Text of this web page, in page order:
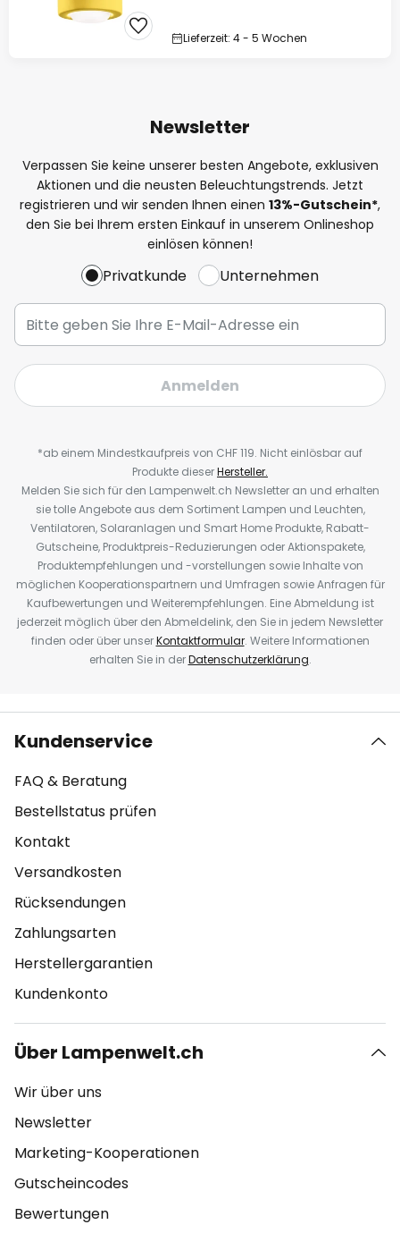
Lieferzeit: 4 - 5 Wochen
Newsletter
Verpassen Sie keine unserer besten Angebote, exklusiven
Aktionen und die neusten Beleuchtungstrends. Jetzt
registrieren und wir senden Ihnen einen 13%-Gutschein*,
den Sie bei Ihrem ersten Einkauf in unserem Onlineshop
einlösen können!
Privatkunde Unternehmen
Anmelden
*ab einem Mindestkaufpreis von CHF 119. Nicht einlösbar auf
Produkte dieserHersteller.
Melden Sie sich für den Lampenwelt.ch Newsletter an und erhalten
sie tolle Angebote aus dem Sortiment Lampen und Leuchten,
Ventilatoren, Solaranlagen und Smart Home Produkte, Rabatt-
Gutscheine, Produktpreis-Reduzierungen oder Aktionspakete,
Produktempfehlungen und -vorstellungen sowie Inhalte von
möglichen Kooperationspartnern und Umfragen sowie Anfragen für
Kaufbewertungen und Weiterempfehlungen. Eine Abmeldung ist
jederzeit möglich über den Abmeldelink, den Sie in jedem Newsletter
finden oder über unserKontaktformular. Weitere Informationen
erhalten Sie in derDatenschutzerklärung.
Kundenservice
FAQ & Beratung
Bestellstatus prüfen
Kontakt
Versandkosten
Rücksendungen
Zahlungsarten
Herstellergarantien
Kundenkonto
Über Lampenwelt.ch
Wir über uns
Newsletter
Marketing-Kooperationen
Gutscheincodes
Bewertungen